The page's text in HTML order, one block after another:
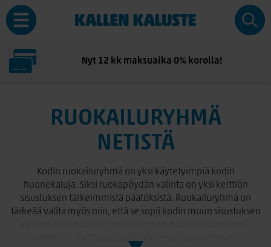
Oma varasto, nopeat toimitukset!
RUOKAILURYHMÄ
NETISTÄ
Kodin ruokailuryhmä on yksi käytetyimpiä kodin
huonekaluja. Siksi ruokapöydän valinta on yksi keittiön
sisustuksen tärkeimmistä päätöksistä. Ruokailuryhmä on
tärkeää valita myös niin, että se sopii kodin muun sisustuksen